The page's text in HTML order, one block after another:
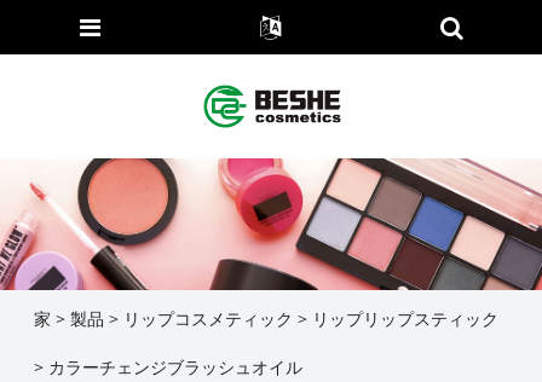
家 > 製品 > リップコスメティック > リップリップスティック
> カラーチェンジブラッシュオイル